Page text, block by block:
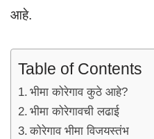
आहे.
Table of Contents
भीमा कोरेगाव कुठे आहे?
भीमा कोरेगावची लढाई
कोरेगाव भीमा विजयस्तंभ